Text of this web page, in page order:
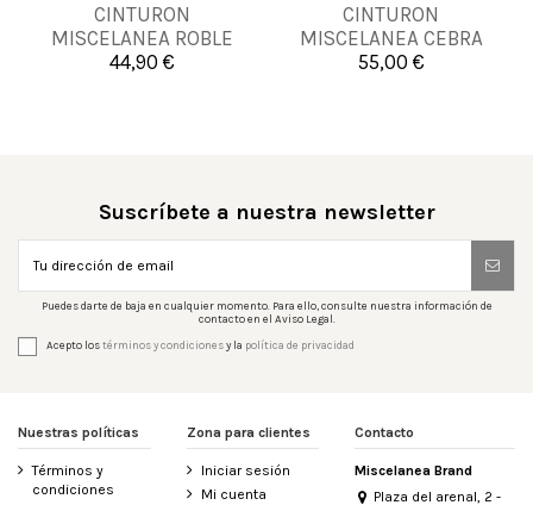
CINTURON
MISCELANEA ROBLE
44,90 €
90
Añadir al carrito
CINTURON
MISCELANEA CEBRA
55,00 €
90
Añadir al carrito
Suscríbete a nuestra newsletter
Puedes darte de baja en cualquier momento. Para ello, consulte nuestra información de
contacto en el Aviso Legal.
Acepto lostérminos y condicionesy la política de privacidad
Nuestras políticas
Términos y
condiciones
Zona para clientes
Iniciar sesión
Mi cuenta
Contacto
Miscelanea Brand
Plaza del arenal, 2 -